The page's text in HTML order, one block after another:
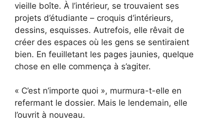
vieille boîte. À l’intérieur, se trouvaient ses
projets d’étudiante – croquis d’intérieurs,
dessins, esquisses. Autrefois, elle rêvait de
créer des espaces où les gens se sentiraient
bien. En feuilletant les pages jaunies, quelque
chose en elle commença à s’agiter.
« C’est n’importe quoi », murmura-t-elle en
refermant le dossier. Mais le lendemain, elle
l’ouvrit à nouveau.